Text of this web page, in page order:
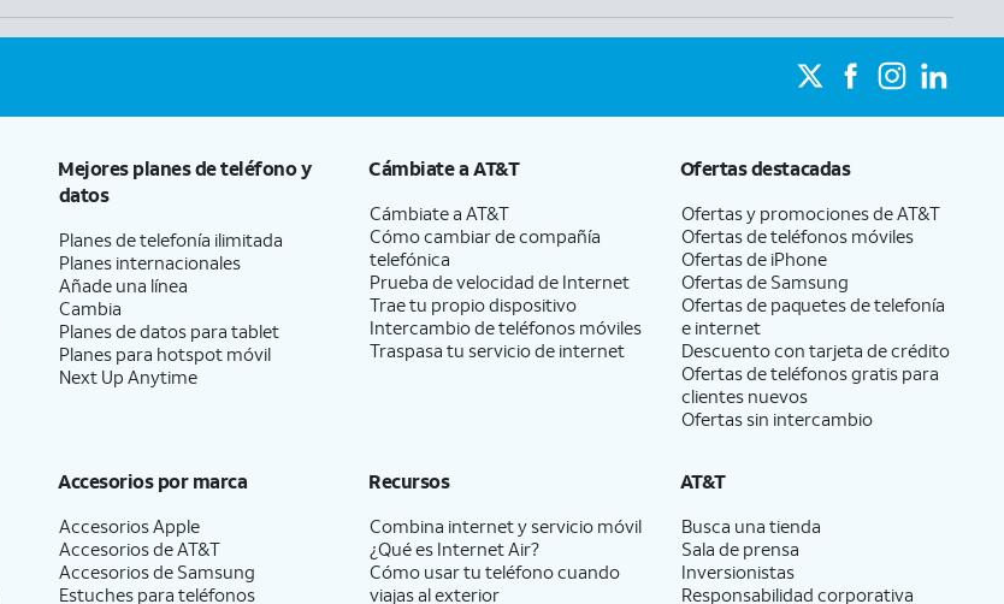
Mejores planes de teléfono y
datos
Planes de telefonía ilimitada
Planes internacionales
Añade una línea
Cambia
Planes de datos para tablet
Planes para hotspot móvil
Next Up Anytime
Cámbiate aAT&T
Cámbiate aAT&T
Cómo cambiar de compañía
telefónica
Prueba de velocidad de Internet
Trae tu propio dispositivo
Intercambio de teléfonos móviles
Traspasa tu servicio de internet
Ofertas destacadas
Ofertas y promociones deAT&T
Ofertas de teléfonos móviles
Ofertas de iPhone
Ofertas de Samsung
Ofertas de paquetes de telefonía
e internet
Descuento con tarjeta de crédito
Ofertas de teléfonos gratis para
clientes nuevos
Ofertas sin intercambio
Accesorios por marca
Accesorios Apple
Accesorios deAT&T
Accesorios de Samsung
Estuches para teléfonos
Recursos
Combina internet y servicio móvil
¿Qué es Internet Air?
Cómo usar tu teléfono cuando
viajas al exterior
AT&T
Busca una tienda
Sala de prensa
Inversionistas
Responsabilidad corporativa